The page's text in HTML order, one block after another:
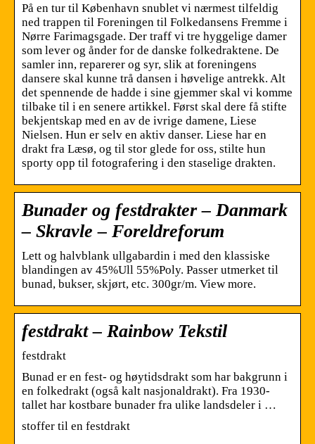
På en tur til København snublet vi nærmest tilfeldig
ned trappen til Foreningen til Folkedansens Fremme i
Nørre Farimagsgade. Der traff vi tre hyggelige damer
som lever og ånder for de danske folkedraktene. De
samler inn, reparerer og syr, slik at foreningens
dansere skal kunne trå dansen i høvelige antrekk. Alt
det spennende de hadde i sine gjemmer skal vi komme
tilbake til i en senere artikkel. Først skal dere få stifte
bekjentskap med en av de ivrige damene, Liese
Nielsen. Hun er selv en aktiv danser. Liese har en
drakt fra Læsø, og til stor glede for oss, stilte hun
sporty opp til fotografering i den staselige drakten.
Bunader og festdrakter – Danmark
– Skravle – Foreldreforum
Lett og halvblank ullgabardin i med den klassiske
blandingen av 45%Ull 55%Poly. Passer utmerket til
bunad, bukser, skjørt, etc. 300gr/m. View more.
festdrakt – Rainbow Tekstil
festdrakt
Bunad er en fest- og høytidsdrakt som har bakgrunn i
en folkedrakt (også kalt nasjonaldrakt). Fra 1930-
tallet har kostbare bunader fra ulike landsdeler i …
stoffer til en festdrakt